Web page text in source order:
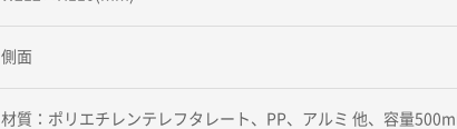
側面
材質：ポリエチレンテレフタレート、PP、アルミ 他、容量500ml